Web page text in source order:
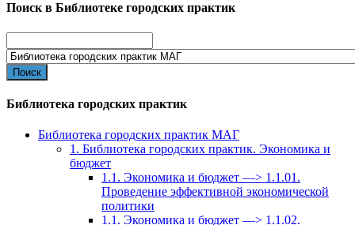
Поиск в Библиотеке городских практик
for:
Библиотека городских практик
Библиотека городских практик МАГ
1. Библиотека городских практик. Экономика и
бюджет
1.1. Экономика и бюджет —> 1.1.01.
Проведение эффективной экономической
политики
1.1. Экономика и бюджет —> 1.1.02.